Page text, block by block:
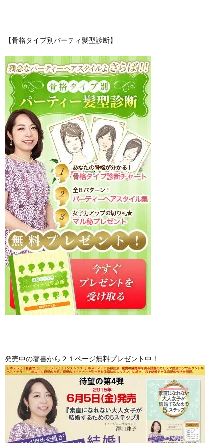
【骨格タイプ別パーティ髪型診断】
発売中の著書から２１ページ無料プレゼント中！